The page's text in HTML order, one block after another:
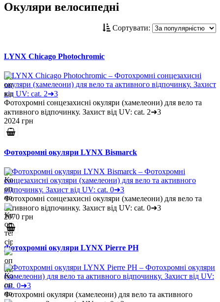
Окуляри велосипедні
Сортувати:
LYNX Chicago Photochromic
Фотохромні сонцезахисні окуляри (хамелеони) для вело та
активного відпочинку. Захист від UV: cat. 2➜3
2024 грн
Фотохромні окуляри LYNX Bismarck
Фотохромні сонцезахисні окуляри (хамелеони) для вело та
активного відпочинку. Захист від UV: cat. 0➜3
2070 грн
Фотохромні окуляри LYNX Pierre PH
Фотохромні окуляри (хамелеони) для вело та активного